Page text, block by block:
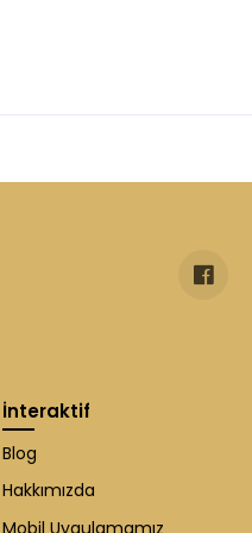
İnteraktif
Blog
Hakkımızda
Mobil Uygulamamız